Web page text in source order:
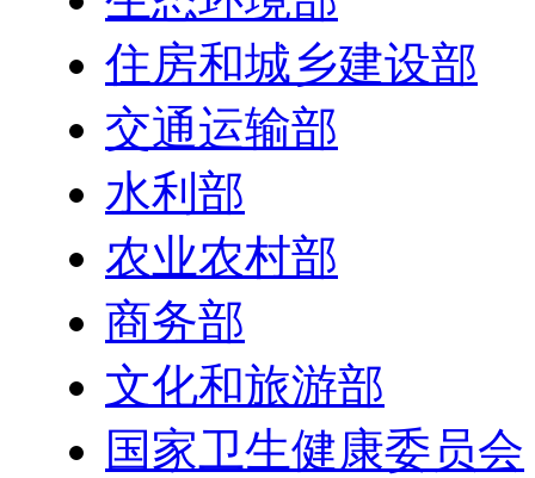
住房和城乡建设部
交通运输部
水利部
农业农村部
商务部
文化和旅游部
国家卫生健康委员会